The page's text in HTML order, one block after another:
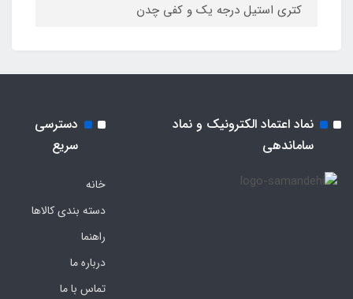
کتری استیل درجه یک و کفی چدن
نماد اعتماد الکترونیک و نماد
ساماندهی
دسترسی
سریع
خانه
دسته بندی کالاها
راهنما
درباره ما
تماس با ما